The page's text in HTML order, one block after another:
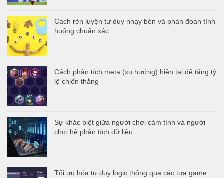
Cách rèn luyện tư duy nhạy bén và phán đoán tình
huống chuẩn xác
Cách phân tích meta (xu hướng) hiện tại để tăng tỷ
lệ chiến thắng
Sự khác biệt giữa người chơi cảm tính và người
chơi hệ phân tích dữ liệu
Tối ưu hóa tư duy logic thông qua các tựa game